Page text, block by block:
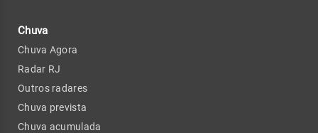
Chuva
Chuva Agora
Radar RJ
Outros radares
Chuva prevista
Chuva acumulada